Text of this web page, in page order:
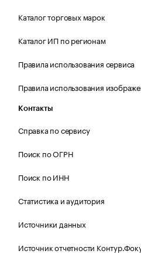
Каталог торговых марок
Каталог ИП по регионам
Правила использования сервиса
Правила использования
Контакты
Справка по сервису
Поиск по ОГРН
Поиск по ИНН
Статистика и аудитория
Источники данных
Источник отчетности